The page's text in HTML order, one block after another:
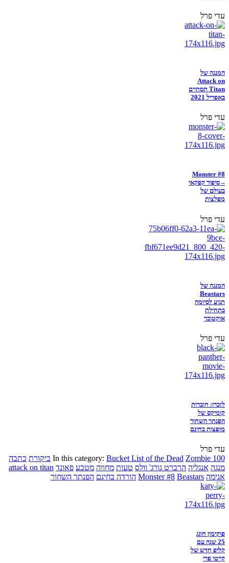
עדי פרל
המנגה של
Attack on
Titan תסתיים
באפריל 2021
עדי פרל
Monster #8
– סיפור קפקאי
בעולם של
מפלצות
עדי פרל
המנגה של
Beastars
תגיע לסיומה
בתחילת
אוקטובר
עדי פרל
לזכרו: חוברות
קומיקס של
הפנתר השחור
מופצות בחינם
עדי פרל
In this category: Bucket List of the Dead Zombie 100 ביקורת כתבה
מנגה אנגליה הרברט גורג' וולס טעות מחווה מטבע פאונד attack on titan
אנימה
Monster #8 Beastars הורדה בחינם הפנתר השחור
פוקימון חוגג
25 שנה עם
קליפ חדש של
קייטי פרי